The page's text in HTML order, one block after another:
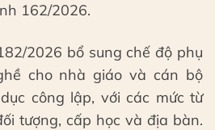
162/2026.
2026 bổ sung chế độ phụ
cho nhà giáo và cán bộ
công lập, với các mức từ
tượng, cấp học và địa bàn.